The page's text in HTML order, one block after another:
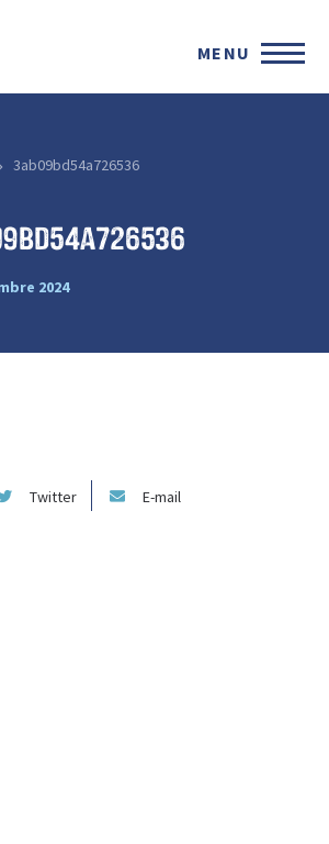
MENU
3ab09bd54a726536
2024
Twitter E-mail